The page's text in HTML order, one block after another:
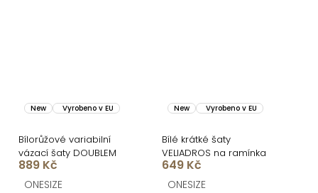
New Vyrobeno v EU
Bílorůžové variabilní
vázací šaty DOUBLEM
889 Kč
ONESIZE
New Vyrobeno v EU
Bílé krátké šaty
VELIADROS na ramínka
649 Kč
ONESIZE